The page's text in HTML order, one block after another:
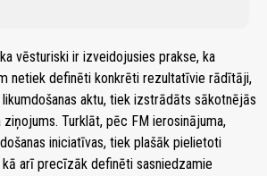
vēsturiski ir izveidojusies prakse, ka
netiek definēti konkrēti rezultatīvie rādītāji,
aktu, tiek izstrādāts sākotnējās
Turklāt, pēc FM ierosinājuma,
iniciatīvas, tiek plašāk pielietoti
arī precīzāk definēti sasniedzamie